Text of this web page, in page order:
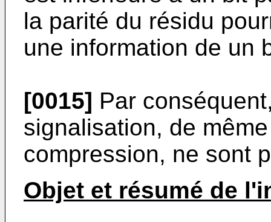
la parité du résidu
une information de un
[0015] Par
signalisation, de
compression, ne sont
Objet et résumé de